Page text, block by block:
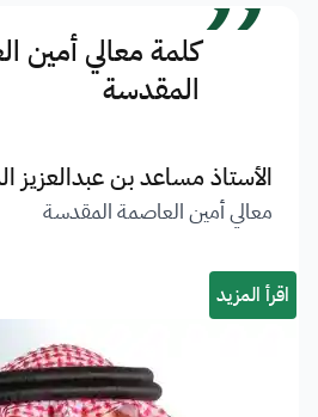
”كلمة معالي أمين
المقدسة
الأستاذ مساعد بن عبدالعزيز
معالي أمين العاصمة المقدسة